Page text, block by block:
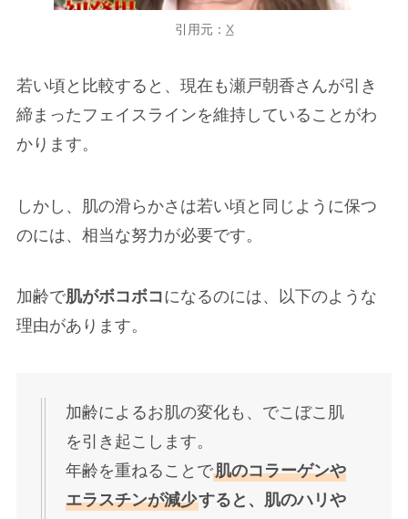
引用元： X
若い頃と比較すると、現在も瀬戸朝香さんが引き
締まったフェイスラインを維持していることがわ
かります。
しかし、肌の滑らかさは若い頃と同じように保つ
のには、相当な努力が必要です。
加齢で肌がボコボコになるのには、以下のような
理由があります。
加齢によるお肌の変化も、でこぼこ肌
を引き起こします。
年齢を重ねることで肌のコラーゲンや
エラスチンが減少すると、肌のハリや